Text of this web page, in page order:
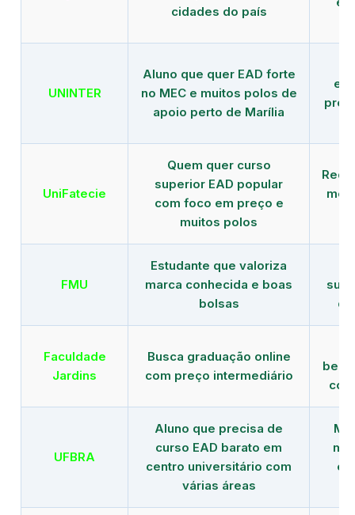
cidades do país
UNINTER
Aluno que quer EAD forte
no MEC e muitos polos de
apoio perto de Marília
UniFatecie
Quem quer curso
superior EAD popular
com foco em preço e
muitos polos
FMU
Estudante que valoriza
marca conhecida e boas
bolsas
Faculdade
Jardins
Busca graduação online
com preço intermediário
UFBRA
Aluno que precisa de
curso EAD barato em
centro universitário com
várias áreas